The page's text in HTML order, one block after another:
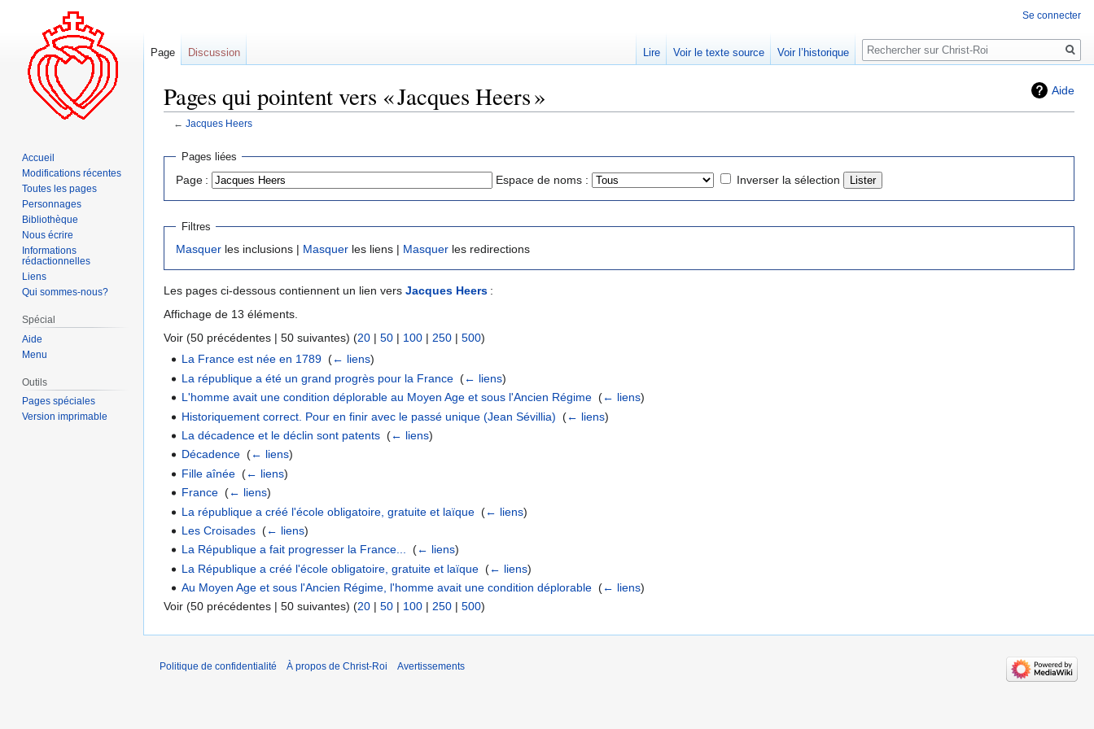
Aide
Pages qui pointent vers « Jacques Heers »
← Jacques Heers
Aller
navigation
Aller
recherche
Pages liées
Page : Espace de noms : Inverser la sélection
Filtres
Masquer les inclusions | Masquer les liens | Masquer les redirections
Les pages ci-dessous contiennent un lien vers Jacques Heers :
Affichage de 13 éléments.
Voir (50 précédentes | 50 suivantes) (20 | 50 | 100 | 250 | 500)
La France est née en 1789 ‎(← liens)
La république a été un grand progrès pour la France ‎(← liens)
L'homme avait une condition déplorable au Moyen Age et sous l'Ancien Régime ‎(← liens)
Historiquement correct. Pour en finir avec le passé unique (Jean Sévillia) ‎(← liens)
La décadence et le déclin sont patents ‎(← liens)
Décadence ‎(← liens)
Fille aînée ‎(← liens)
France ‎(← liens)
La république a créé l'école obligatoire, gratuite et laïque ‎(← liens)
Les Croisades ‎(← liens)
La République a fait progresser la France... ‎(← liens)
La République a créé l'école obligatoire, gratuite et laïque ‎(← liens)
Au Moyen Age et sous l'Ancien Régime, l'homme avait une condition déplorable ‎(← liens)
Voir (50 précédentes | 50 suivantes) (20 | 50 | 100 | 250 | 500)
Se connecter
Page Discussion Lire Voir le texte source Voir l’historique
Rechercher
Accueil
Modifications récentes
Toutes les pages
Personnages
Bibliothèque
Nous écrire
Informations
rédactionnelles
Liens
Qui sommes-nous?
Spécial
Aide
Menu
Outils
Pages spéciales
Version imprimable
Politique de confidentialité À propos de Christ-Roi Avertissements